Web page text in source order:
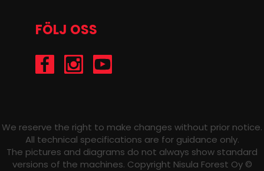
FÖLJ OSS
/Nisulaforest@nisulaforest
We reserve the right to make changes without prior notice.
All technical specifications are for guidance only.
The pictures and diagrams do not always show standard
versions of the machines. Copyright Nisula Forest Oy ©